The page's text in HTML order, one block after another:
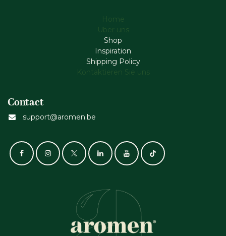
Home
Über uns
Shop
Inspiration
Shipping Policy
Kontaktieren Sie uns
Contact
support@aromen.be